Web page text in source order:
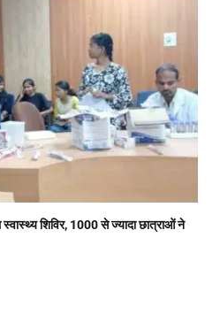
शिविर, 1000 से ज्यादा छात्राओं ने